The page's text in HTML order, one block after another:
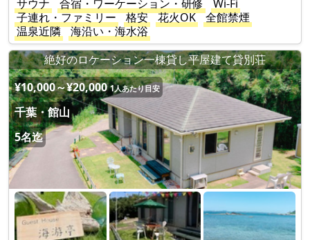
サウナ
合宿・ワーケーション・研修
Wi-Fi
子連れ・ファミリー
格安 花火OK
全館禁煙
温泉近隣
海沿い・海水浴
絶好のロケーション一棟貸し平屋建て貸別荘
¥10,000～¥20,000 1人あたり目安
千葉・館山
5名迄